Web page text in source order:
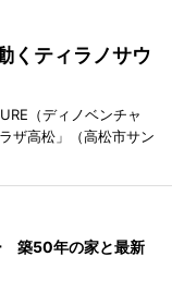
くティラノサウ
（ディノベンチャ
ザ高松」（高松市サン
築50年の家と最新